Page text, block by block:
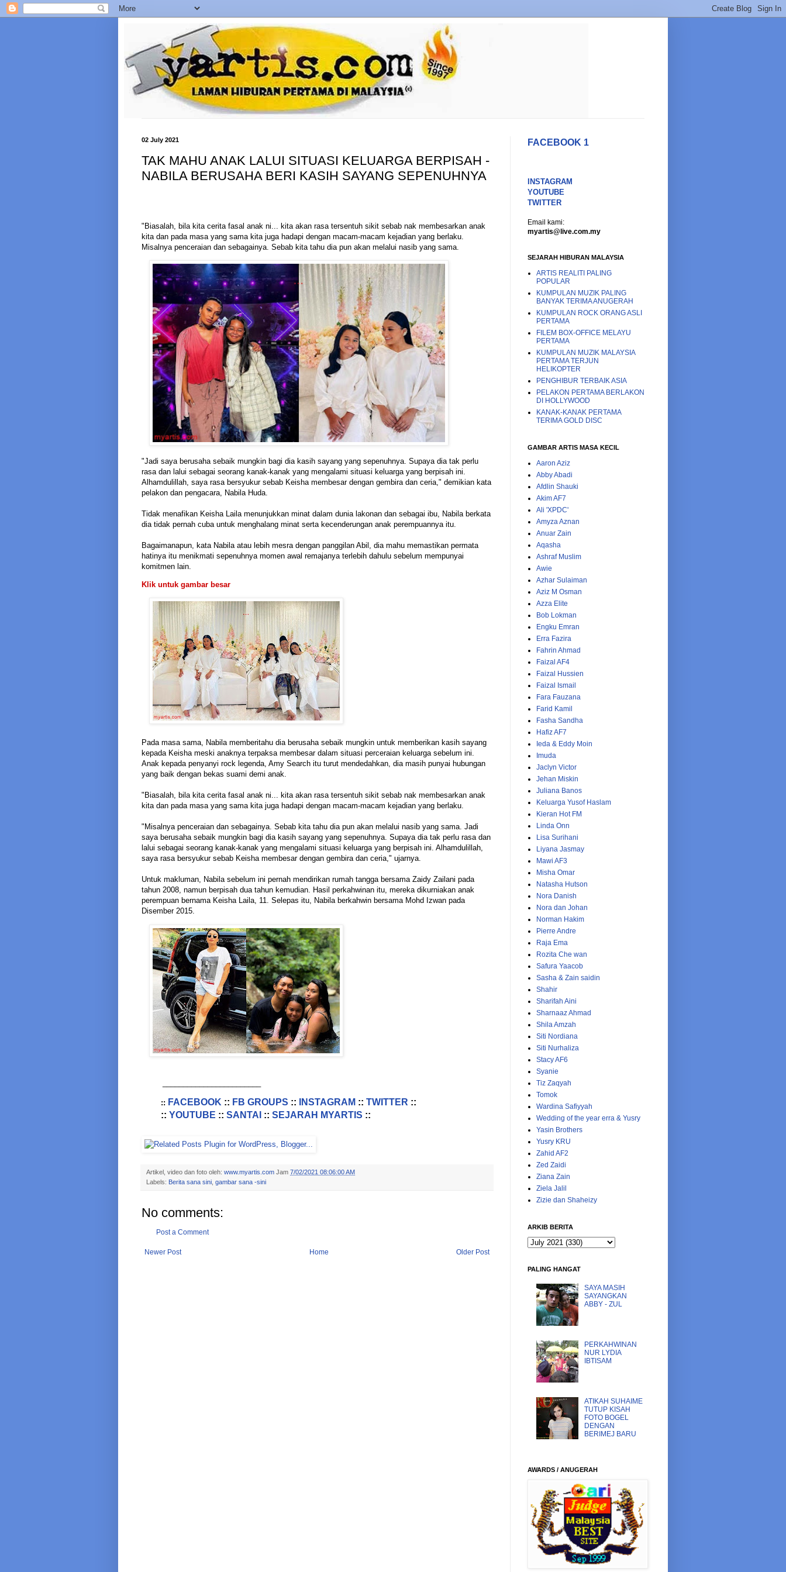
02 July 2021
TAK MAHU ANAK LALUI SITUASI KELUARGA BERPISAH -
NABILA BERUSAHA BERI KASIH SAYANG SEPENUHNYA
"Biasalah, bila kita cerita fasal anak ni... kita akan rasa tersentuh sikit sebab nak membesarkan anak
kita dan pada masa yang sama kita juga hadapi dengan macam-macam kejadian yang berlaku.
Misalnya penceraian dan sebagainya. Sebab kita tahu dia pun akan melalui nasib yang sama.
"Jadi saya berusaha sebaik mungkin bagi dia kasih sayang yang sepenuhnya. Supaya dia tak perlu
rasa dan lalui sebagai seorang kanak-kanak yang mengalami situasi keluarga yang berpisah ini.
Alhamdulillah, saya rasa bersyukur sebab Keisha membesar dengan gembira dan ceria," demikian kata
pelakon dan pengacara, Nabila Huda.
Tidak menafikan Keisha Laila menunjukkan minat dalam dunia lakonan dan sebagai ibu, Nabila berkata
dia tidak pernah cuba untuk menghalang minat serta kecenderungan anak perempuannya itu.
Bagaimanapun, kata Nabila atau lebih mesra dengan panggilan Abil, dia mahu memastikan permata
hatinya itu menikmati sepenuhnya momen awal remajanya terlebih dahulu sebelum mempunyai
komitmen lain.
Klik untuk gambar besar
Pada masa sama, Nabila memberitahu dia berusaha sebaik mungkin untuk memberikan kasih sayang
kepada Keisha meski anaknya terpaksa membesar dalam situasi perceraian keluarga sebelum ini.
Anak kepada penyanyi rock legenda, Amy Search itu turut mendedahkan, dia masih punyai hubungan
yang baik dengan bekas suami demi anak.
"Biasalah, bila kita cerita fasal anak ni... kita akan rasa tersentuh sikit sebab nak membesarkan anak
kita dan pada masa yang sama kita juga hadapi dengan macam-macam kejadian yang berlaku.
"Misalnya penceraian dan sebagainya. Sebab kita tahu dia pun akan melalui nasib yang sama. Jadi
saya berusaha sebaik mungkin bagi dia kasih sayang yang sepenuhnya. Supaya dia tak perlu rasa dan
lalui sebagai seorang kanak-kanak yang mengalami situasi keluarga yang berpisah ini. Alhamdulillah,
saya rasa bersyukur sebab Keisha membesar dengan gembira dan ceria," ujarnya.
Untuk makluman, Nabila sebelum ini pernah mendirikan rumah tangga bersama Zaidy Zailani pada
tahun 2008, namun berpisah dua tahun kemudian. Hasil perkahwinan itu, mereka dikurniakan anak
perempuan bernama Keisha Laila, 11. Selepas itu, Nabila berkahwin bersama Mohd Izwan pada
Disember 2015.
:: FACEBOOK :: FB GROUPS :: INSTAGRAM :: TWITTER ::
:: YOUTUBE :: SANTAI :: SEJARAH MYARTIS ::
Artikel, video dan foto oleh: www.myartis.com Jam 7/02/2021 08:06:00 AM
Labels: Berita sana sini gambar sana -sini
No comments:
Post a Comment
Newer Post Older Post
Home
FACEBOOK 1
INSTAGRAM
YOUTUBE
TWITTER
Email kami:
myartis@live.com.my
SEJARAH HIBURAN MALAYSIA
ARTIS REALITI PALING
POPULAR
KUMPULAN MUZIK PALING
BANYAK TERIMA ANUGERAH
KUMPULAN ROCK ORANG ASLI
PERTAMA
FILEM BOX-OFFICE MELAYU
PERTAMA
KUMPULAN MUZIK MALAYSIA
PERTAMA TERJUN
HELIKOPTER
PENGHIBUR TERBAIK ASIA
PELAKON PERTAMA BERLAKON
DI HOLLYWOOD
KANAK-KANAK PERTAMA
TERIMA GOLD DISC
GAMBAR ARTIS MASA KECIL
Aaron Aziz
Abby Abadi
Afdlin Shauki
Akim AF7
Ali 'XPDC'
Amyza Aznan
Anuar Zain
Aqasha
Ashraf Muslim
Awie
Azhar Sulaiman
Aziz M Osman
Azza Elite
Bob Lokman
Engku Emran
Erra Fazira
Fahrin Ahmad
Faizal AF4
Faizal Hussien
Faizal Ismail
Fara Fauzana
Farid Kamil
Fasha Sandha
Hafiz AF7
Ieda & Eddy Moin
Imuda
Jaclyn Victor
Jehan Miskin
Juliana Banos
Keluarga Yusof Haslam
Kieran Hot FM
Linda Onn
Lisa Surihani
Liyana Jasmay
Mawi AF3
Misha Omar
Natasha Hutson
Nora Danish
Nora dan Johan
Norman Hakim
Pierre Andre
Raja Ema
Rozita Che wan
Safura Yaacob
Sasha & Zain saidin
Shahir
Sharifah Aini
Sharnaaz Ahmad
Shila Amzah
Siti Nordiana
Siti Nurhaliza
Stacy AF6
Syanie
Tiz Zaqyah
Tomok
Wardina Safiyyah
Wedding of the year erra & Yusry
Yasin Brothers
Yusry KRU
Zahid AF2
Zed Zaidi
Ziana Zain
Ziela Jalil
Zizie dan Shaheizy
ARKIB BERITA
PALING HANGAT
SAYA MASIH
SAYANGKAN
ABBY - ZUL
PERKAHWINAN
NUR LYDIA
IBTISAM
ATIKAH SUHAIME
TUTUP KISAH
FOTO BOGEL
DENGAN
BERIMEJ BARU
AWARDS / ANUGERAH